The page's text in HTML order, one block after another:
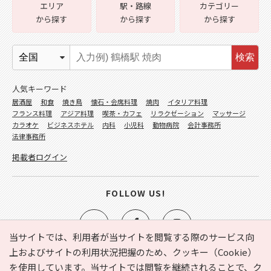
当サイトでは、利用者が当サイトを閲覧する際のサービス向
上およびサイトの利用状況把握のため、クッキー（Cookie）
を使用しています。当サイトでは閲覧を継続されることで、ク
e-NAVITA（イーナビタ）とは？ お気に入り ヘルプ
エリア
から探す
駅・路線
から探す
カテゴリー
から探す
検索
人気キーワード
居酒屋 和食 焼き鳥 懐石・会席料理 焼肉
イタリア料理
フランス料理
アジア料理 喫茶・カフェ リラクゼーション
マッサージ
カラオケ
ビジネスホテル 内科 小児科 動物病院
会計事務所
法律事務所
掲載者ログイン
FOLLOW US!